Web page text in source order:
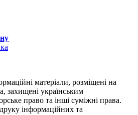
матеріали, розміщені на
захищені українським
право та інші суміжні права.
інформаційних та